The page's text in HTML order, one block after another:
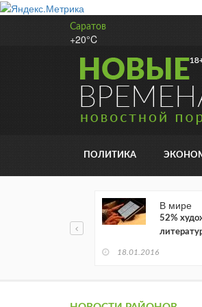
Саратов
+20°C
ПОЛИТИКА
В мире
52%
18.01.2016